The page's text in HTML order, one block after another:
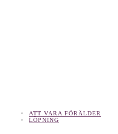
ATT VARA FÖRÄLDER
LÖPNING